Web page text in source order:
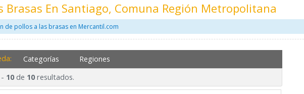
Brasas En Santiago, Comuna Región Metropolitana
de pollos a las brasas en Mercantil.com
Categorías Regiones
- 10de 10resultados.